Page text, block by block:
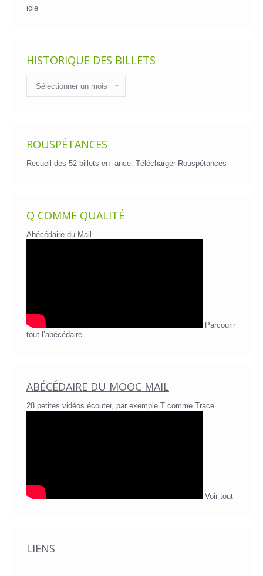
icle
HISTORIQUE DES BILLETS
des
billets
ROUSPÉTANCES
Recueil des 52 billets en -ance. Télécharger Rouspétances
Q COMME QUALITÉ
Abécédaire du Mail
Parcourir
tout l’abécédaire
ABÉCÉDAIRE DU MOOC MAIL
28 petites vidéos écouter, par exemple T comme Trace
Voir tout
LIENS